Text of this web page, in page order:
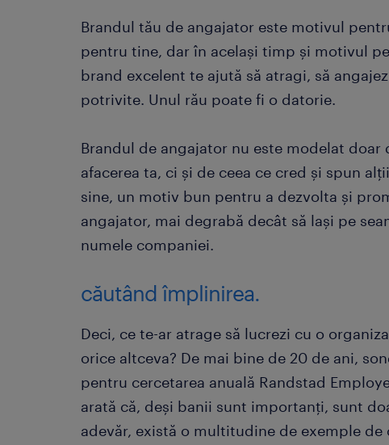
Brandul tău de angajator este motivul
pentru tine, dar în același timp și motivul
brand excelent te ajută să atragi, să
potrivite. Unul rău poate fi o datorie.
Brandul de angajator nu este modelat doar
afacerea ta, ci și de ceea ce cred și spun
sine, un motiv bun pentru a dezvolta și
angajator, mai degrabă decât să lași pe
numele companiei.
căutând împlinirea.
Deci, ce te-ar atrage să lucrezi cu o
orice altceva? De mai bine de 20 de ani,
pentru cercetarea anuală Randstad
arată că, deși banii sunt importanți, sunt
adevăr, există o multitudine de exemple de